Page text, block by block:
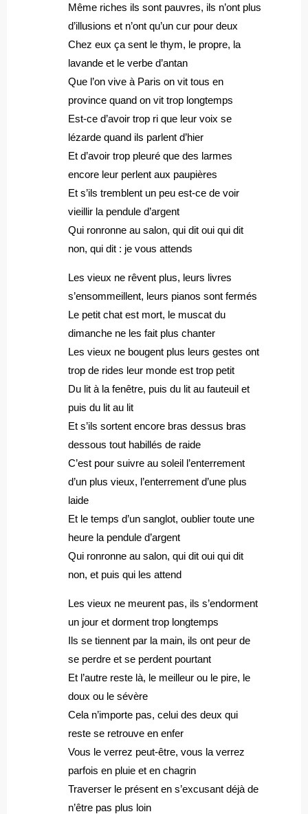
Même riches ils sont pauvres, ils n’ont plus
d’illusions et n’ont qu’un cur pour deux
Chez eux ça sent le thym, le propre, la
lavande et le verbe d’antan
Que l’on vive à Paris on vit tous en
province quand on vit trop longtemps
Est-ce d’avoir trop ri que leur voix se
lézarde quand ils parlent d’hier
Et d’avoir trop pleuré que des larmes
encore leur perlent aux paupières
Et s’ils tremblent un peu est-ce de voir
vieillir la pendule d’argent
Qui ronronne au salon, qui dit oui qui dit
non, qui dit : je vous attends
Les vieux ne rêvent plus, leurs livres
s’ensommeillent, leurs pianos sont fermés
Le petit chat est mort, le muscat du
dimanche ne les fait plus chanter
Les vieux ne bougent plus leurs gestes ont
trop de rides leur monde est trop petit
Du lit à la fenêtre, puis du lit au fauteuil et
puis du lit au lit
Et s’ils sortent encore bras dessus bras
dessous tout habillés de raide
C’est pour suivre au soleil l’enterrement
d’un plus vieux, l’enterrement d’une plus
laide
Et le temps d’un sanglot, oublier toute une
heure la pendule d’argent
Qui ronronne au salon, qui dit oui qui dit
non, et puis qui les attend
Les vieux ne meurent pas, ils s’endorment
un jour et dorment trop longtemps
Ils se tiennent par la main, ils ont peur de
se perdre et se perdent pourtant
Et l’autre reste là, le meilleur ou le pire, le
doux ou le sévère
Cela n’importe pas, celui des deux qui
reste se retrouve en enfer
Vous le verrez peut-être, vous la verrez
parfois en pluie et en chagrin
Traverser le présent en s’excusant déjà de
n’être pas plus loin